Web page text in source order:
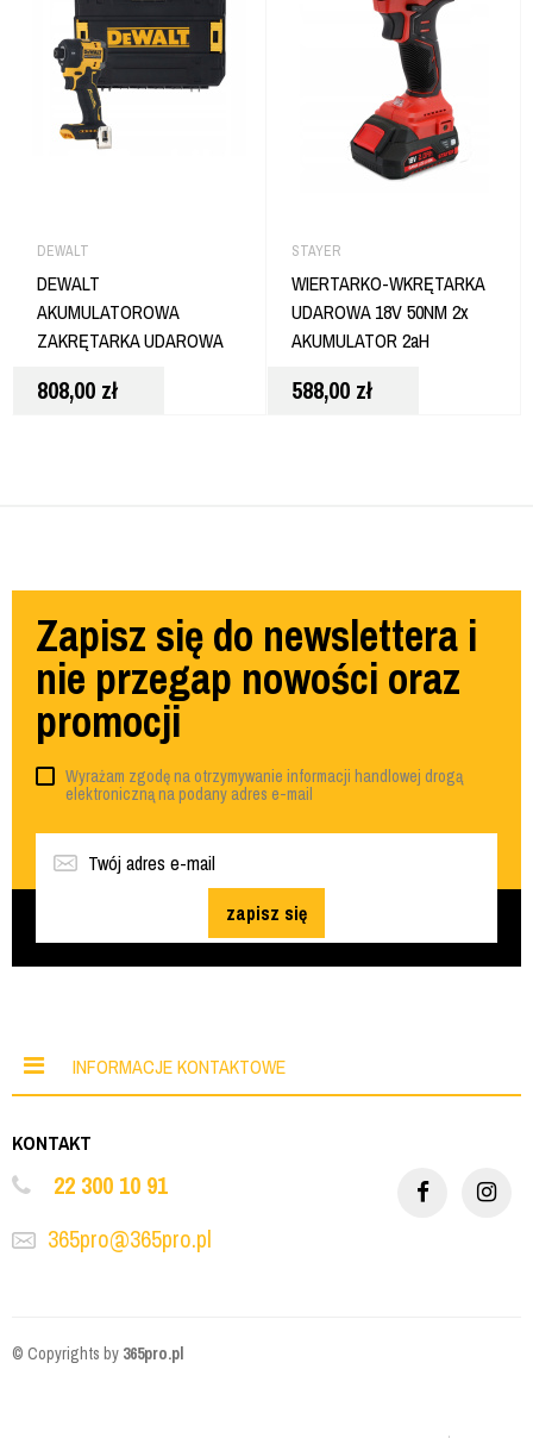
DEWALT
DEWALT
AKUMULATOROWA
ZAKRĘTARKA UDAROWA
DCF870NT
808,00 zł
STAYER
WIERTARKO-WKRĘTARKA
UDAROWA 18V 50NM 2x
AKUMULATOR 2aH
588,00 zł
Zapisz się do newslettera i
nie przegap nowości oraz
promocji
Wyrażam zgodę na otrzymywanie informacji handlowej drogą
elektroniczną na podany adres e-mail
zapisz się
INFORMACJE KONTAKTOWE
KONTAKT
22 300 10 91
365pro@365pro.pl
© Copyrights by 365pro.pl